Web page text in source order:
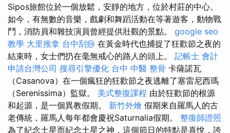
Sipos旅館位於一個放鬆，安靜的地方，位於村莊的中心。
如今，有無數的音樂，戲劇和舞蹈活動在等著遊客，動物戰
鬥，消防員和雜技演員曾經提供壯觀的景點。 google seo
教學 大里推拿 台中刮痧 在黃金時代也捕捉了狂歡節之夜的
結束時，女士們扔在毫無戒心的路人的頭上。 記帳士 會計
申請台灣公司 搜尋引擎優化 台中 中醫 整骨 卡薩諾瓦
（Casanova）在一個瘋狂的狂歡節之夜逃離了塞雷尼西瑪
（Serenissima）監獄。 美式整復課程 由於狂歡節的根源
和起源，是一個異教假期。 新竹外燴 假期來自羅馬人的古
老傳統，羅馬人每年都會慶祝Saturnalia假期。 整復師證照
為了紀念土星而紀念土星之神，這個節日的特點是喜悅，誇